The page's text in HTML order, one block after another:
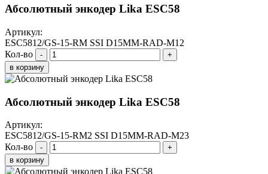
Абсолютный энкодер Lika ESC58
Артикул:
ESC5812/GS-15-RM SSI D15MM-RAD-M12
Кол-во
-
+
в корзину
Абсолютный энкодер Lika ESC58
Артикул:
ESC5812/GS-15-RM2 SSI D15MM-RAD-M23
Кол-во
-
+
в корзину